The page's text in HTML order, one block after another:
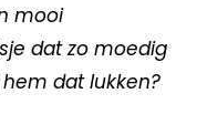
mooi
dat zo moedig
dat lukken?